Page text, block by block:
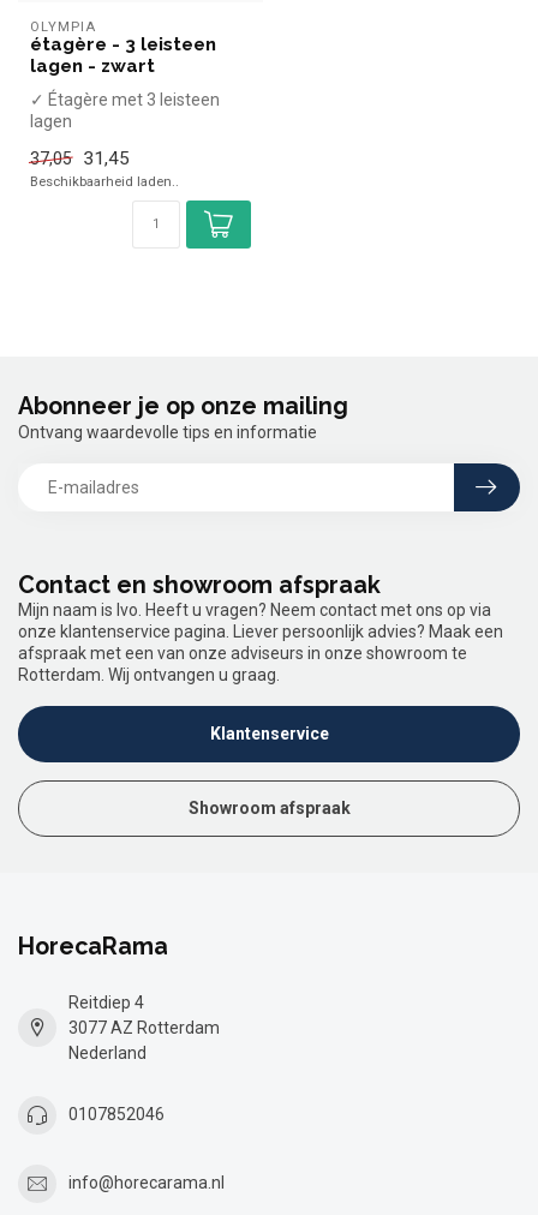
OLYMPIA
étagère - 3 leisteen
lagen - zwart
✓ Étagère met 3 leisteen
lagen
✓ Hoogte 34,5cm
37,05 31,45
Beschikbaarheid laden..
Contact en showroom afspraak
Mijn naam is Ivo. Heeft u vragen? Neem contact met ons op via
onze klantenservice pagina. Liever persoonlijk advies? Maak een
afspraak met een van onze adviseurs in onze showroom te
Rotterdam. Wij ontvangen u graag.
Klantenservice
Showroom afspraak
Abonneer je op onze mailing
Ontvang waardevolle tips en informatie
HorecaRama
Reitdiep 4
3077 AZ Rotterdam
Nederland
0107852046
info@horecarama.nl